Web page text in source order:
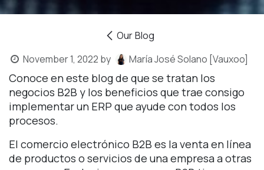
Our Blog
November 1, 2022 by María José Solano [Vauxoo]
Conoce en este blog de que se tratan los
negocios B2B y los beneficios que trae consigo
implementar un ERP que ayude con todos los
procesos.
El comercio electrónico B2B es la venta en línea
de productos o servicios de una empresa a otras